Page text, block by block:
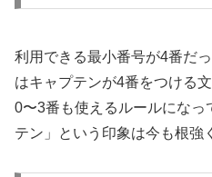
利用できる最小番号が4番だ
はキャプテンが4番をつける
0〜3番も使えるルールにな
テン」という印象は今も根強